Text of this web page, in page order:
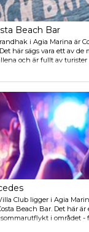
Beach Bar
i Agia Marina är
här sägs vara ett av de
och är fullt av
Efter solen gått
Club ligger i Agia
Beach Bar. Det här
i området -
hit för att dansa hela